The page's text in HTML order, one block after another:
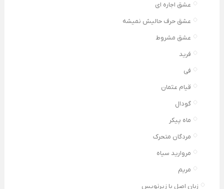
عشق اجاره ای
عشق حرف حالیش نمیشه
عشق مشروط
فرید
فی
قیام عثمان
گودال
ماه پیکر
مردگان متحرک
مروارید سیاه
مریم
زبان اصل با زیرنویس